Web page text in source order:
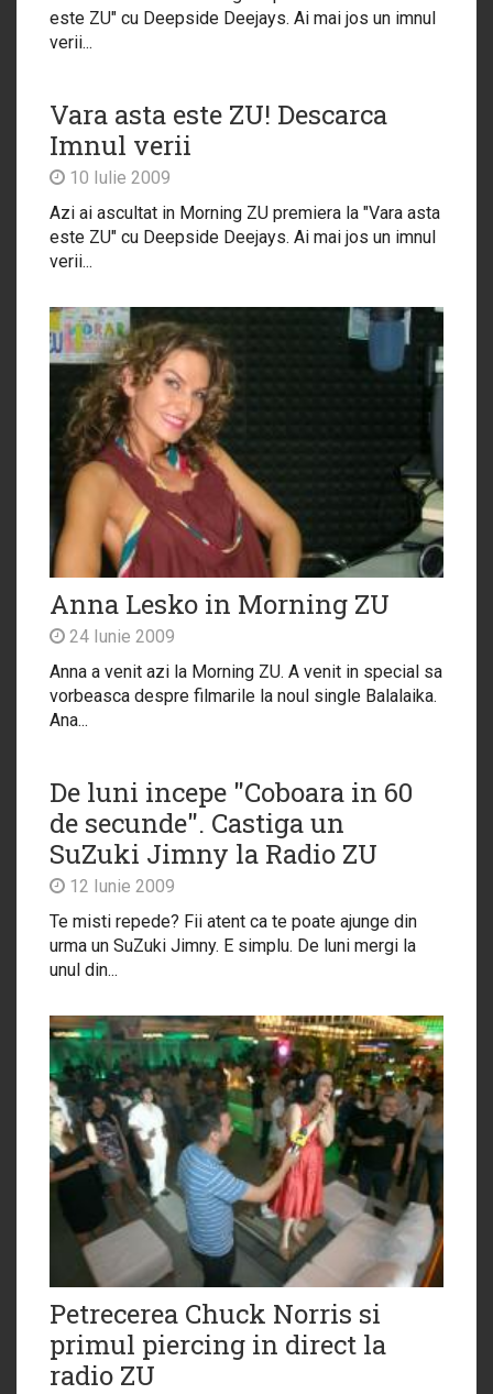
este ZU" cu Deepside Deejays. Ai mai jos un imnul
verii...
Vara asta este ZU! Descarca
Imnul verii
10 Iulie 2009
Azi ai ascultat in Morning ZU premiera la "Vara asta
este ZU" cu Deepside Deejays. Ai mai jos un imnul
verii...
Anna Lesko in Morning ZU
24 Iunie 2009
Anna a venit azi la Morning ZU. A venit in special sa
vorbeasca despre filmarile la noul single Balalaika.
Ana...
De luni incepe "Coboara in 60
de secunde". Castiga un
SuZuki Jimny la Radio ZU
12 Iunie 2009
Te misti repede? Fii atent ca te poate ajunge din
urma un SuZuki Jimny. E simplu. De luni mergi la
unul din...
Petrecerea Chuck Norris si
primul piercing in direct la
radio ZU